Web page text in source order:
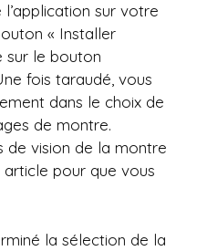
l’application sur votre
« Installer
sur le bouton
fois taraudé, vous
dans le choix de
de montre.
de vision de la montre
pour que vous
la sélection de la